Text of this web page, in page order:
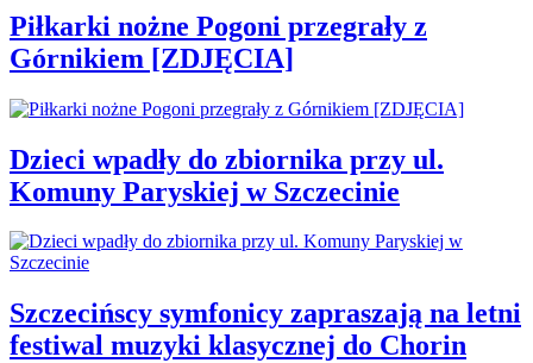
Piłkarki nożne Pogoni przegrały z
Górnikiem [ZDJĘCIA]
Dzieci wpadły do zbiornika przy ul.
Komuny Paryskiej w Szczecinie
Szczecińscy symfonicy zapraszają na letni
festiwal muzyki klasycznej do Chorin